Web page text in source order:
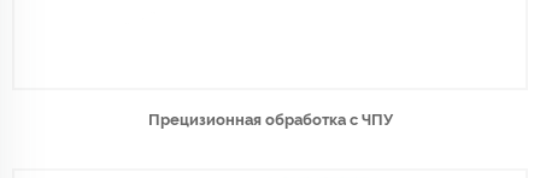
Прецизионная обработка с ЧПУ